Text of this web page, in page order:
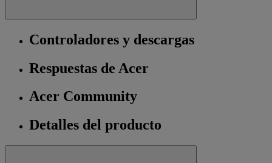
Controladores y descargas
Respuestas de Acer
Acer Community
Detalles del producto